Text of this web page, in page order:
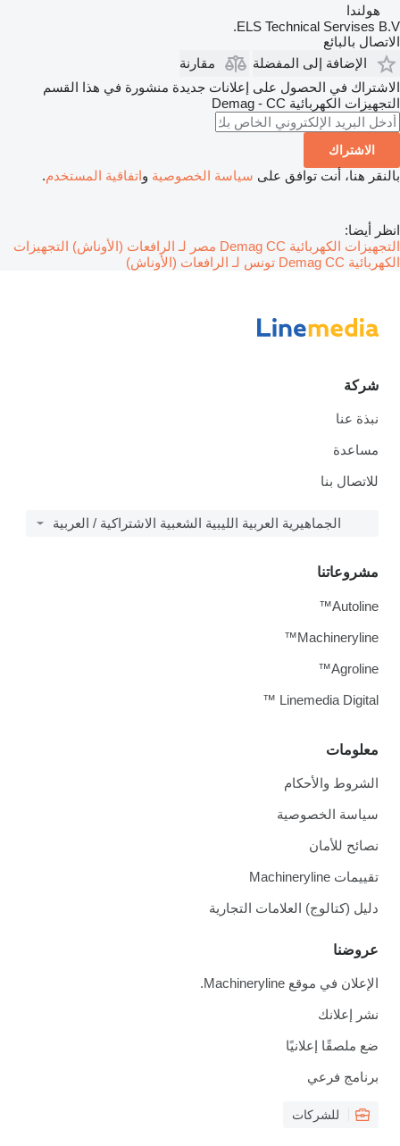
هولندا
ELS Technical Servises B.V.
الاتصال بالبائع
الإضافة إلى المفضلة
مقارنة
الاشتراك في الحصول على إعلانات جديدة منشورة في هذا القسم
التجهيزات الكهربائية Demag - CC
الاشتراك
بالنقر هنا، أنت توافق على سياسة الخصوصية واتفاقية المستخدم.
انظر أيضا:
التجهيزات الكهربائية Demag CC مصر لـ الرافعات (الأوناش)
التجهيزات
الكهربائية Demag CC تونس لـ الرافعات (الأوناش)
شركة
نبذة عنا
مساعدة
للاتصال بنا
الجماهيرية العربية الليبية الشعبية الاشتراكية / العربية
معلومات
الشروط والأحكام
سياسة الخصوصية
نصائح للأمان
تقييمات Machineryline
دليل (كتالوج) العلامات التجارية
عروضنا
الإعلان في موقع Machineryline.
نشر إعلانك
ضع ملصقًا إعلانيًا
برنامج فرعي
للشركات
مشروعاتنا
Autoline™
Machineryline™
Agroline™
Linemedia Digital ™